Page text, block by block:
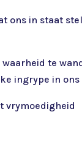
ons in staat
te
ingrype in ons
vrymoedigheid